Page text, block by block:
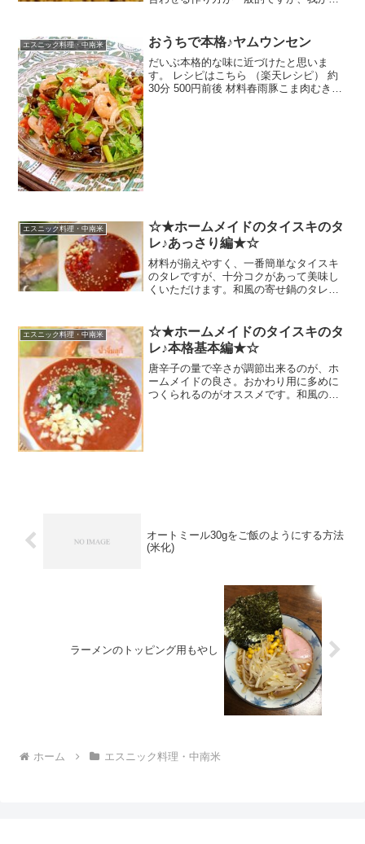
シピ） 1時間以上 300円前後 材料骨付き
鶏もも肉（も...
エスニック料理・中南米 おうちで本格♪ヤムウンセン
だいぶ本格的な味に近づけたと思いま
す。 レシピはこちら （楽天レシピ） 約
30分 500円前後 材料春雨豚こま肉むき海
エスニック料理・中南米
☆★ホームメイドのタイスキのタ
レ♪あっさり編★☆
材料が揃えやすく、一番簡単なタイスキ
のタレですが、十分コクがあって美味し
くいただけます。和風の寄せ鍋のタレと
約10分 指定なし 材料●ニンニク●生赤唐
辛子(小)●パ...
エスニック料理・中南米
☆★ホームメイドのタイスキのタ
レ♪本格基本編★☆
唐辛子の量で辛さが調節出来るのが、ホ
ームメイドの良さ。おかわり用に多めに
つくられるのがオススメです。和風の寄
オートミール30gをご飯のようにする方法
(米化)
ラーメンのトッピング用もやし
ホーム エスニック料理・中南米